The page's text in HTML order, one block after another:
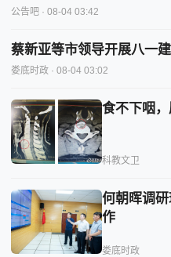
公告吧 · 08-04 03:42
蔡新亚等市领导开展八一
娄底时政 · 08-04 03:02
食不下咽，
科教文卫
何朝晖调
作
娄底时政